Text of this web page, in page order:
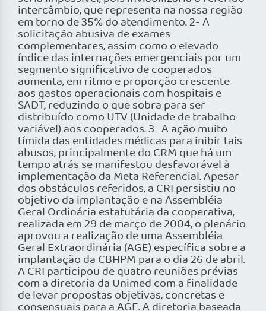
intercâmbio, que representa na nossa região
em torno de 35% do atendimento. 2- A
solicitação abusiva de exames
complementares, assim como o elevado
índice das internações emergenciais por um
segmento significativo de cooperados
aumenta, em ritmo e proporção crescente
aos gastos operacionais com hospitais e
SADT, reduzindo o que sobra para ser
distribuído como UTV (Unidade de trabalho
variável) aos cooperados. 3- A ação muito
tímida das entidades médicas para inibir tais
abusos, principalmente do CRM que há um
tempo atrás se manifestou desfavorável à
implementação da Meta Referencial. Apesar
dos obstáculos referidos, a CRI persistiu no
objetivo da implantação e na Assembléia
Geral Ordinária estatutária da cooperativa,
realizada em 29 de março de 2004, o plenário
aprovou a realização de uma Assembléia
Geral Extraordinária (AGE) específica sobre a
implantação da CBHPM para o dia 26 de abril.
A CRI participou de quatro reuniões prévias
com a diretoria da Unimed com a finalidade
de levar propostas objetivas, concretas e